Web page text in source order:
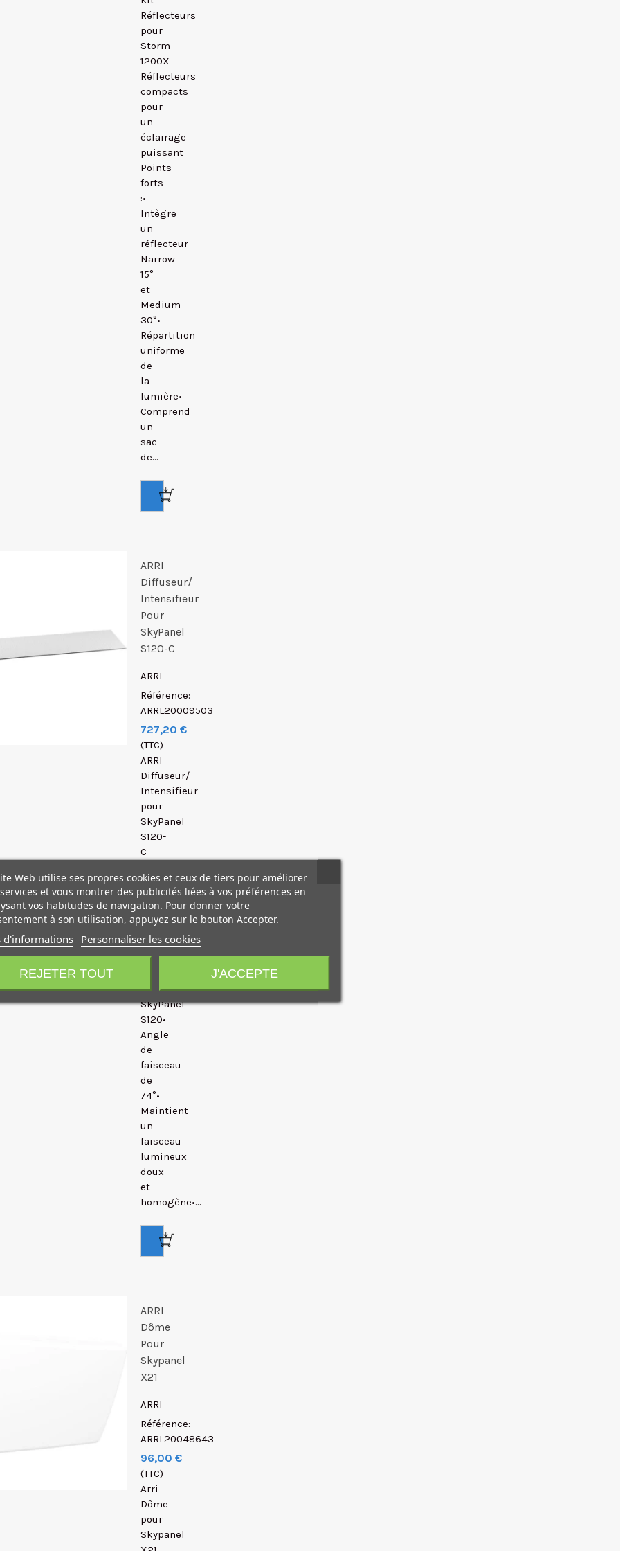
Réflecteurs
pour
Storm
1200X
Réflecteurs
compacts
pour
un
éclairage
puissant
Points
forts
:•
Intègre
un
réflecteur
Narrow
15°
et
Medium
30°•
Répartition
uniforme
de
la
lumière•
Comprend
un
sac
de...
ARRI
Diffuseur/
Intensifieur
Pour
SkyPanel
S120-C
ARRI
Référence:
ARRL20009503
727,20 €
(TTC)
ARRI
Diffuseur/
Intensifieur
pour
SkyPanel
S120-
C
un
éclairage
professionnel
Points
forts•
Compatible
le
SkyPanel
S120•
Angle
de
faisceau
de
74°•
Maintient
un
faisceau
lumineux
doux
et
homogène•...
ARRI
Dôme
Pour
Skypanel
X21
ARRI
Référence:
ARRL20048643
96,00 €
(TTC)
Arri
Dôme
pour
Skypanel
Web utilise ses propres cookies et ceux de tiers pour améliorer
et vous montrer des publicités liées à vos préférences en
vos habitudes de navigation. Pour donner votre
à son utilisation, appuyez sur le bouton Accepter.
d'informations Personnaliser les cookies
REJETER TOUT J'ACCEPTE